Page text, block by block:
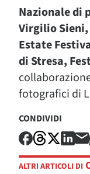
Nazionale di
Virgilio Sieni,
Estate
di Stresa,
fotografici di
CONDIVIDI
ALTRI ARTICOLI DI